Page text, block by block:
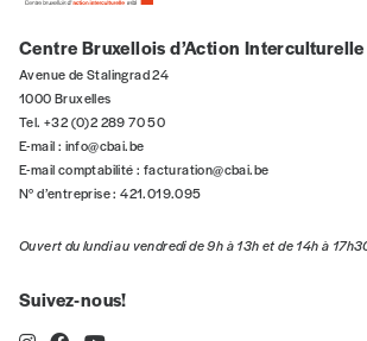
Par numéro
5€*
Je m'abonne à l'Imag
Centre Bruxellois d’Action Interculturelle
Avenue de Stalingrad 24
1000 Bruxelles
Tel. +32 (0)2 289 70 50
E-mail : info@cbai.be
E-mail comptabilité : facturation@cbai.be
N° d’entreprise : 421.019.095
Ouvert du lundi au vendredi de 9h à 13h et de 14h à
Suivez-nous!